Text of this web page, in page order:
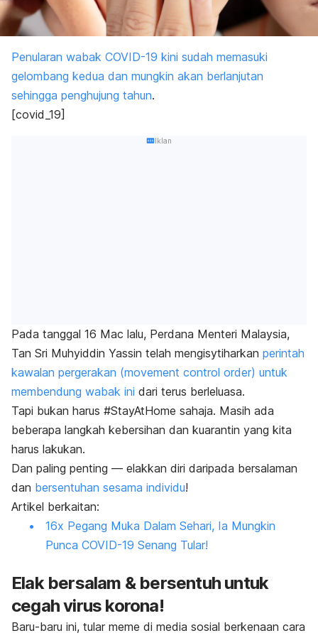
Penularan wabak COVID-19 kini sudah memasuki
gelombang kedua dan mungkin akan berlanjutan
sehingga penghujung tahun.
[covid_19]
Iklan
Pada tanggal 16 Mac lalu, Perdana Menteri Malaysia,
Tan Sri Muhyiddin Yassin telah mengisytiharkan perintah
kawalan pergerakan (movement control order) untuk
membendung wabak ini dari terus berleluasa.
Tapi bukan harus #StayAtHome sahaja. Masih ada
beberapa langkah kebersihan dan kuarantin yang kita
harus lakukan.
Dan paling penting — elakkan diri daripada bersalaman
dan bersentuhan sesama individu!
Artikel berkaitan:
16x Pegang Muka Dalam Sehari, Ia Mungkin
Punca COVID-19 Senang Tular!
Elak bersalam & bersentuh untuk
cegah virus korona!
Baru-baru ini, tular meme di media sosial berkenaan cara